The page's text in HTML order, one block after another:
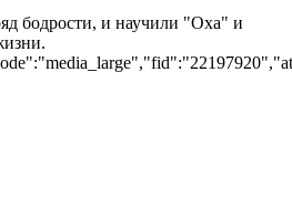
бодрости, и научили "Оха" и